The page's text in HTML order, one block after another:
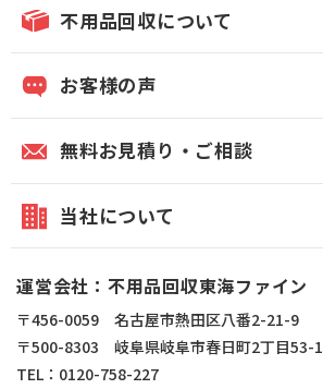
不用品回収について
お客様の声
無料お見積り・ご相談
当社について
運営会社：不用品回収東海ファイン
〒456-0059 名古屋市熱田区八番2-21-9
〒500-8303 岐阜県岐阜市春日町2丁目53-1
TEL：0120-758-227